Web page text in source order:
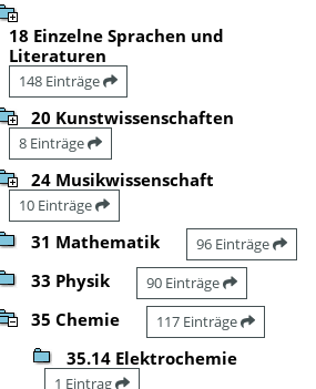
18 Einzelne Sprachen und
Literaturen
148 Einträge
20 Kunstwissenschaften
8 Einträge
24 Musikwissenschaft
10 Einträge
31 Mathematik 96 Einträge
33 Physik 90 Einträge
35 Chemie 117 Einträge
35.14 Elektrochemie
1 Eintrag